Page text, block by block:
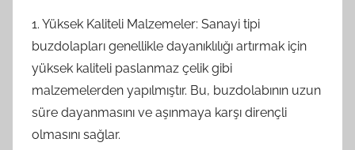
1. Yüksek Kaliteli Malzemeler: Sanayi tipi
buzdolapları genellikle dayanıklılığı artırmak için
yüksek kaliteli paslanmaz çelik gibi
malzemelerden yapılmıştır. Bu, buzdolabının uzun
süre dayanmasını ve aşınmaya karşı dirençli
olmasını sağlar.